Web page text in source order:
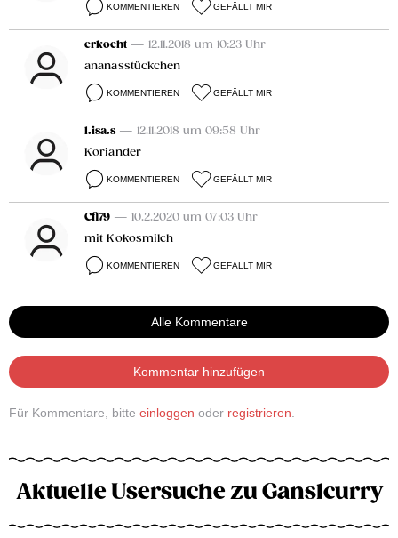
KOMMENTIEREN GEFÄLLT MIR
erkocht — 12.11.2018 um 10:23 Uhr
ananasstückchen
KOMMENTIEREN GEFÄLLT MIR
l.isa.s — 12.11.2018 um 09:58 Uhr
Koriander
KOMMENTIEREN GEFÄLLT MIR
Cfl79 — 10.2.2020 um 07:03 Uhr
mit Kokosmilch
KOMMENTIEREN GEFÄLLT MIR
Alle Kommentare
Kommentar hinzufügen
Für Kommentare, bitte einloggen oder registrieren
Aktuelle Usersuche zu Ganslcurry